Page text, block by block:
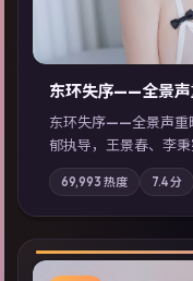
东环失序——全景声
东环失序——全景声重
郁执导，王景春、李
事主轴，科技与人性
强化地域气质；站内
看」延展检索同类型
69,993 热度 7.4分